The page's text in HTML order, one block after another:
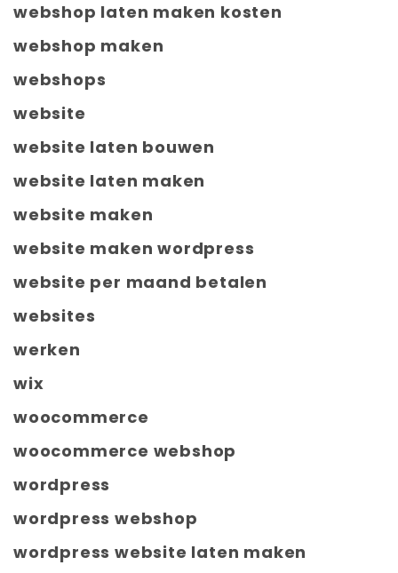
webshop laten maken kosten
webshop maken
webshops
website
website laten bouwen
website laten maken
website maken
website maken wordpress
website per maand betalen
websites
werken
wix
woocommerce
woocommerce webshop
wordpress
wordpress webshop
wordpress website laten maken